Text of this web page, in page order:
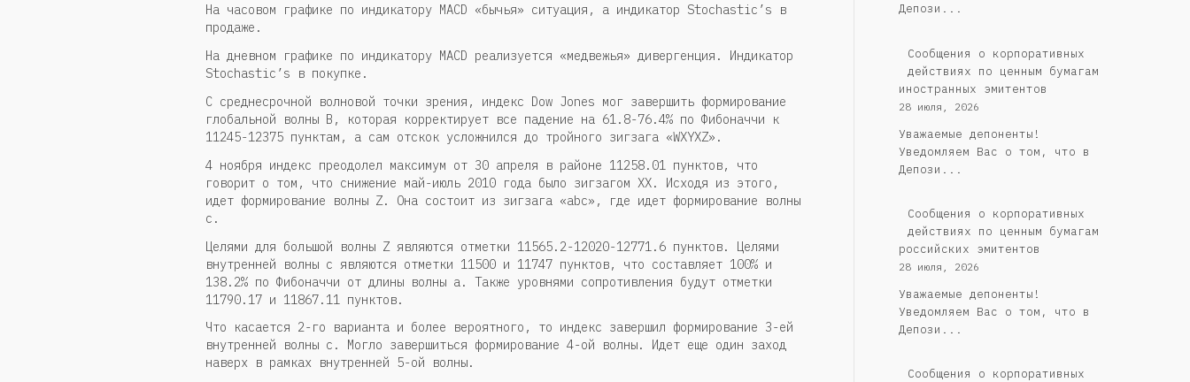
На часовом графике по индикатору MACD «бычья» ситуация, а индикатор Stochastic’s в
продаже.
На дневном графике по индикатору MACD реализуется «медвежья» дивергенция. Индикатор
Stochastic’s в покупке.
С среднесрочной волновой точки зрения, индекс Dow Jones мог завершить формирование
глобальной волны В, которая корректирует все падение на 61.8-76.4% по Фибоначчи к
11245-12375 пунктам, а сам отскок усложнился до тройного зигзага «WXYXZ».
4 ноября индекс преодолел максимум от 30 апреля в районе 11258.01 пунктов, что
говорит о том, что снижение май-июль 2010 года было зигзагом XX. Исходя из этого,
идет формирование волны Z. Она состоит из зигзага «abc», где идет формирование волны
с.
Целями для большой волны Z являются отметки 11565.2-12020-12771.6 пунктов. Целями
внутренней волны с являются отметки 11500 и 11747 пунктов, что составляет 100% и
138.2% по Фибоначчи от длины волны а. Также уровнями сопротивления будут отметки
11790.17 и 11867.11 пунктов.
Что касается 2-го варианта и более вероятного, то индекс завершил формирование 3-ей
внутренней волны с. Могло завершиться формирование 4-ой волны. Идет еще один заход
наверх в рамках внутренней 5-ой волны.
Депози...
Сообщения о корпоративных
действиях по ценным бумагам
иностранных эмитентов
28 июля, 2026
Уважаемые депоненты!
Уведомляем Вас о том, что в
Депози...
Cообщения о корпоративных
действиях по ценным бумагам
российских эмитентов
28 июля, 2026
Уважаемые депоненты!
Уведомляем Вас о том, что в
Депози...
Сообщения о корпоративных